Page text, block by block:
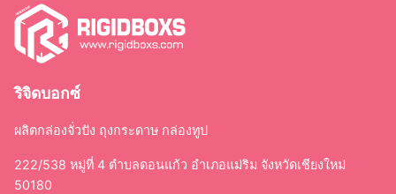
ริจิดบอกซ์
ผลิตกล่องจั่วปัง ถุงกระดาษ กล่องทูป
222/538 หมู่ที่ 4 ตำบลดอนแก้ว อำเภอแม่ริม จังหวัดเชียงใหม่
50180